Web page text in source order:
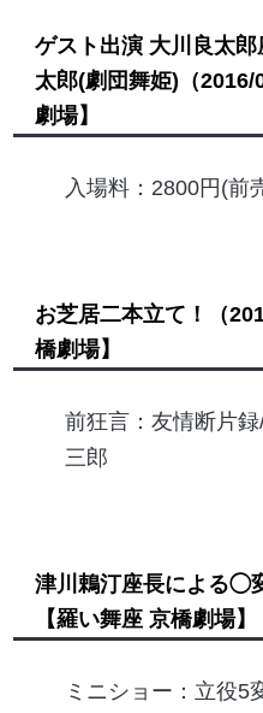
ゲスト出演 大川良太
太郎(劇団舞姫) （2016/
劇場】
入場料：2800円(前
お芝居二本立て！ （
橋劇場】
前狂言：友情断片
三郎
津川鵣汀座長による◯
【羅い舞座 京橋劇場】
ミニショー：立役5